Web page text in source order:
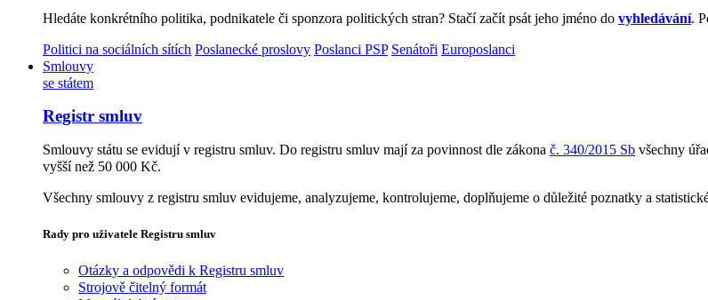
Hledáte konkrétního politika, podnikatele či sponzora politických stran? Stačí začít psát jeho jméno do vyhledávání.
Politici na sociálních sítích Poslanecké proslovy Poslanci PSP Senátoři Europoslanci
Smlouvy
se státem
Registr smluv
Smlouvy státu se evidují v registru smluv. Do registru smluv mají za povinnost dle zákona č. 340/2015 Sb všechny
vyšší než 50 000 Kč.
Všechny smlouvy z registru smluv evidujeme, analyzujeme, kontrolujeme, doplňujeme o důležité poznatky a
Rady pro uživatele Registru smluv
Otázky a odpovědi k Registru smluv
Strojově čitelný formát